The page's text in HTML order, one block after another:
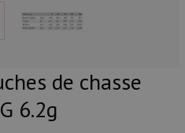
de chasse
6.2g